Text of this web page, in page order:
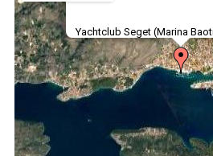
Yachtclub Seget (Marina